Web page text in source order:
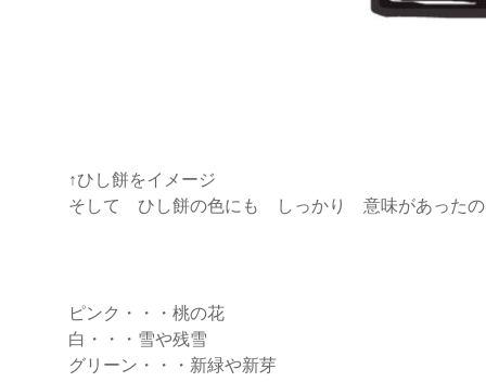
↑ひし餅をイメージ
そして ひし餅の色にも しっかり 意味があったの
ピンク・・・桃の花
白・・・雪や残雪
グリーン・・・新緑や新芽